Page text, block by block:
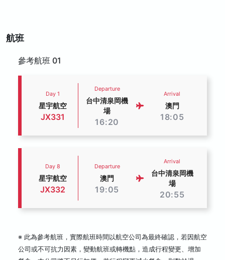
航班
參考航班 01
Day 1
星宇航空
JX331
Departure
台中清泉岡機
場
16:20
Arrival
澳門
18:05
Day 8
星宇航空
JX332
Departure
澳門
19:05
Arrival
台中清泉岡機
場
20:55
※ 此為參考航班，實際航班時間以航空公司為最終確認，若因航空
公司或不可抗力因素，變動航班或轉機點，造成行程變更、增加